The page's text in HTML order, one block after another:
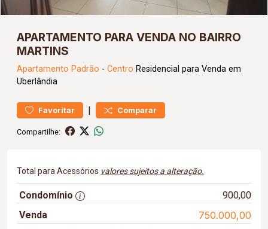
APARTAMENTO PARA VENDA NO BAIRRO
MARTINS
Apartamento Padrão - Centro Residencial para Venda em
Uberlândia
Favoritar | Comparar
Compartilhe:
Total para Acessórios valores sujeitos a alteração.
Condomínio
900,00
Venda
750.000,00